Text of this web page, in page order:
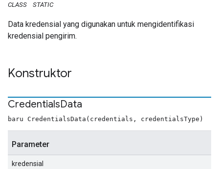
CLASS STATIC
Data kredensial yang digunakan untuk mengidentifikasi
kredensial pengirim.
Konstruktor
CredentialsData
baru CredentialsData(credentials, credentialsType)
Parameter
kredensial